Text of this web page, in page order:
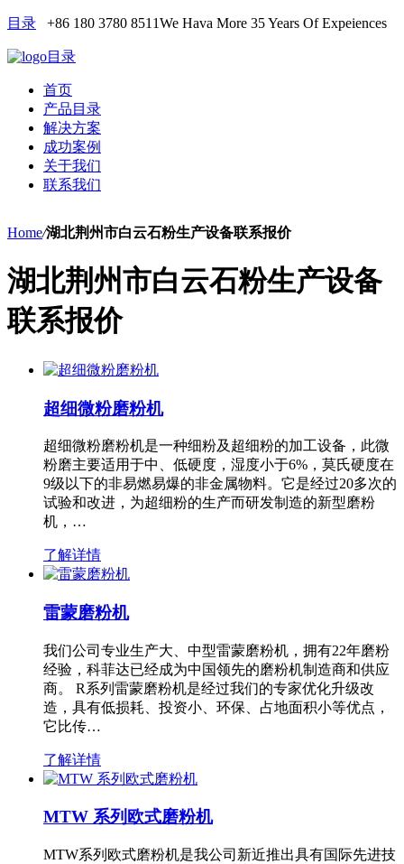
目录 +86 180 3780 8511We Hava More 35 Years Of Expeiences
目录
首页
产品目录
解决方案
成功案例
关于我们
联系我们
Home/湖北荆州市白云石粉生产设备联系报价
湖北荆州市白云石粉生产设备
联系报价
超细微粉磨粉机
超细微粉磨粉机是一种细粉及超细粉的加工设备，此微
粉磨主要适用于中、低硬度，湿度小于6%，莫氏硬度在
9级以下的非易燃易爆的非金属物料。它是经过20多次的
试验和改进，为超细粉的生产而研发制造的新型磨粉
机，…
了解详情
雷蒙磨粉机
我们公司专业生产大、中型雷蒙磨粉机，拥有22年磨粉
经验，科菲达已经成为中国领先的磨粉机制造商和供应
商。 R系列雷蒙磨粉机是经过我们的专家优化升级改
造，具有低损耗、投资小、环保、占地面积小等优点，
它比传…
了解详情
MTW 系列欧式磨粉机
MTW系列欧式磨粉机是我公司新近推出具有国际先进技